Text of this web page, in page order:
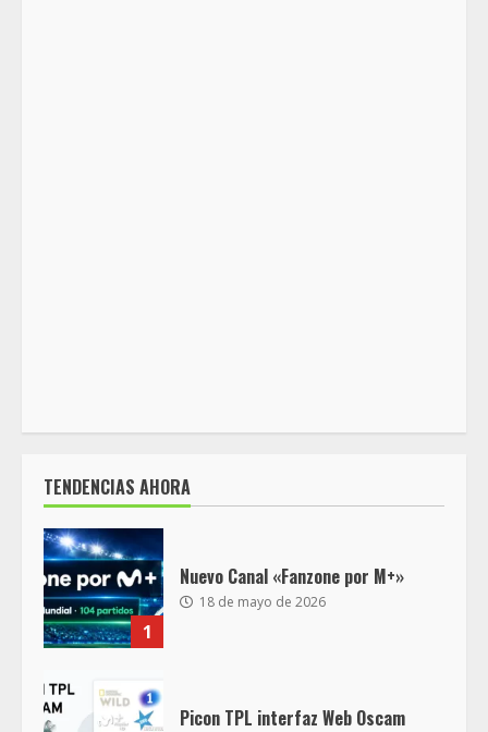
TENDENCIAS AHORA
1
Nuevo Canal «Fanzone por M+»
18 de mayo de 2026
Picon TPL interfaz Web Oscam